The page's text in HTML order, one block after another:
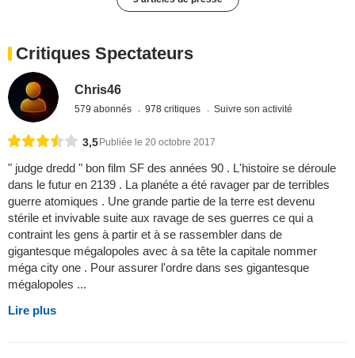
Critiques Spectateurs
Chris46
579 abonnés 978 critiques Suivre son activité
3,5Publiée le 20 octobre 2017
" judge dredd " bon film SF des années 90 . L'histoire se déroule
dans le futur en 2139 . La planéte a été ravager par de terribles
guerre atomiques . Une grande partie de la terre est devenu
stérile et invivable suite aux ravage de ses guerres ce qui a
contraint les gens à partir et à se rassembler dans de
gigantesque mégalopoles avec à sa tête la capitale nommer
méga city one . Pour assurer l'ordre dans ses gigantesque
mégalopoles ...
Lire plus